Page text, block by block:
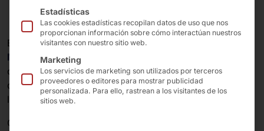
En Pyramid Computer GmbHy la
MULTA MEDIO Informationssysteme AG
conocimientos para dar un nuevo impulso al negocio
de venta de papelería de las empresas estatales de
lotería a través de la digitalización.
Con la combinación de nuestra plataforma de quiosco
Estadísticas
Las cookies estadísticas recopilan datos de uso que nos
proporcionan información sobre cómo interactúan nuestros
visitantes con nuestro sitio web.
Marketing
Los servicios de marketing son utilizados por terceros
proveedores o editores para mostrar publicidad
personalizada. Para ello, rastrean a los visitantes de los
sitios web.